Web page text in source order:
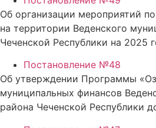
Об организации мероприятий
на территории Веденского
Чеченской Республики на 2025
Постановление №48
Об утверждении Программы
муниципальных финансов
района Чеченской Республики